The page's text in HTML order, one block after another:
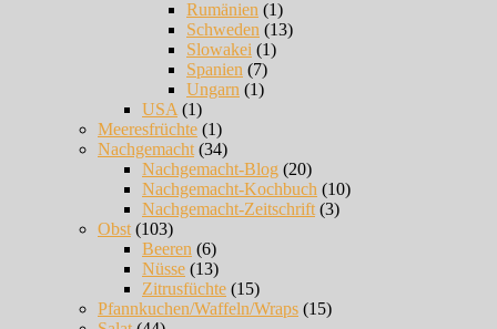
Rumänien (1)
Schweden (13)
Slowakei (1)
Spanien (7)
Ungarn (1)
USA (1)
Meeresfrüchte (1)
Nachgemacht (34)
Nachgemacht-Blog (20)
Nachgemacht-Kochbuch (10)
Nachgemacht-Zeitschrift (3)
Obst (103)
Beeren (6)
Nüsse (13)
Zitrusfüchte (15)
Pfannkuchen/Waffeln/Wraps (15)